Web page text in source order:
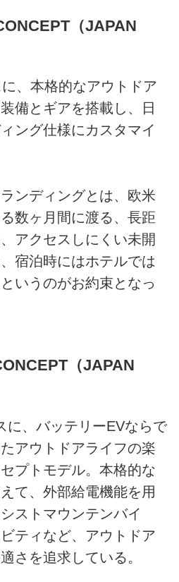
（JAPAN
に、本格的なアウトドア
備とギアを搭載し、日
ング仕様にカスタマイ
ンディングとは、欧米
数ヶ月間に渡る、長距
アクセスしにくい未開
宿泊時にはホテルでは
いうのがお約束となっ
（JAPAN
に、バッテリーEVならで
アウトドアライフの楽
プトモデル。本格的な
て、外部給電機能を用
ストマウンテンバイ
ティなど、アウトドア
さを追求している。